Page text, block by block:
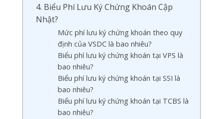
4. Biểu Phí Lưu Ký Chứng Khoán Cập
Nhật?
Mức phí lưu ký chứng khoán theo quy
định của VSDC là bao nhiêu?
Biểu phí lưu ký chứng khoán tại VPS là
bao nhiêu?
Biểu phí lưu ký chứng khoán tại SSI là
bao nhiêu?
Biểu phí lưu ký chứng khoán tại TCBS là
bao nhiêu?